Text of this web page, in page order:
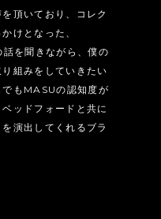
頂いており、コレク
けとなった、
を聞きながら、僕の
組みをしていきたい
でもMASUの認知度が
ッドフォードと共に
演出してくれるブラ